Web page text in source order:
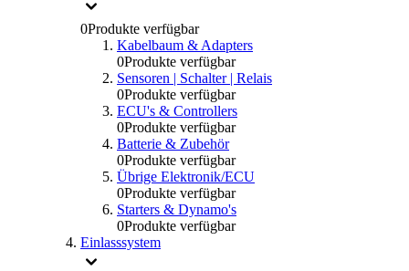
0Produkte verfügbar
Kabelbaum & Adapters
0Produkte verfügbar
Sensoren | Schalter | Relais
0Produkte verfügbar
ECU's & Controllers
0Produkte verfügbar
Batterie & Zubehör
0Produkte verfügbar
Übrige Elektronik/ECU
0Produkte verfügbar
Starters & Dynamo's
0Produkte verfügbar
Einlasssystem